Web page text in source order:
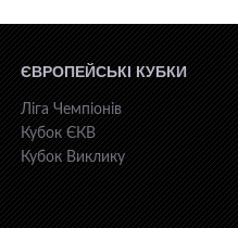
ЄВРОПЕЙСЬКІ КУБКИ
Ліга Чемпіонів
Кубок ЄКВ
Кубок Виклику